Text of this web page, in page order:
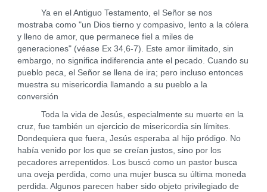
Ya en el Antiguo Testamento, el Señor se nos
mostraba como "un Dios tierno y compasivo, lento a la cólera
y lleno de amor, que permanece fiel a miles de
generaciones" (véase Ex 34,6-7). Este amor ilimitado, sin
embargo, no significa indiferencia ante el pecado. Cuando su
pueblo peca, el Señor se llena de ira; pero incluso entonces
muestra su misericordia llamando a su pueblo a la
conversión
Toda la vida de Jesús, especialmente su muerte en la
cruz, fue también un ejercicio de misericordia sin límites.
Dondequiera que fuera, Jesús esperaba al hijo pródigo. No
había venido por los que se creían justos, sino por los
pecadores arrepentidos. Los buscó como un pastor busca
una oveja perdida, como una mujer busca su última moneda
perdida. Algunos parecen haber sido objeto privilegiado de